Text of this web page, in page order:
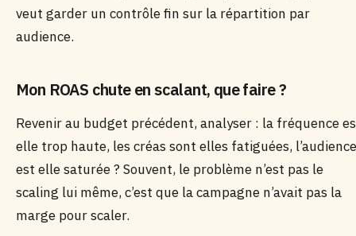
veut garder un contrôle fin sur la répartition par
audience.
Mon ROAS chute en scalant, que faire ?
Revenir au budget précédent, analyser : la fréquence
elle trop haute, les créas sont elles fatiguées, l’audience
est elle saturée ? Souvent, le problème n’est pas le
scaling lui même, c’est que la campagne n’avait pas la
marge pour scaler.